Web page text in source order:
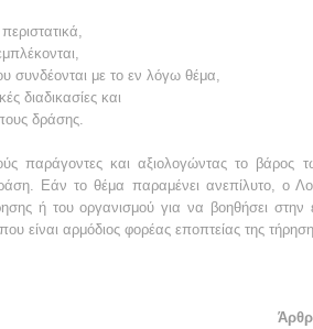
συνδέονται με το εν λόγω θέμα,
διαδικασίες και
δράσης.
παράγοντες και αξιολογώντας το
Εάν το θέμα παραμένει ανεπίλυτο, ο
ή του οργανισμού για να βοηθήσει
είναι αρμόδιος φορέας εποπτείας της